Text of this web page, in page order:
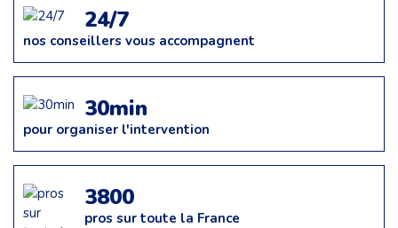
24/7
nos conseillers vous accompagnent
30min
pour organiser l'intervention
3800
pros sur toute la France